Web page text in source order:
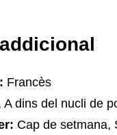
Francès
A dins del nucli de
Cap de setmana,